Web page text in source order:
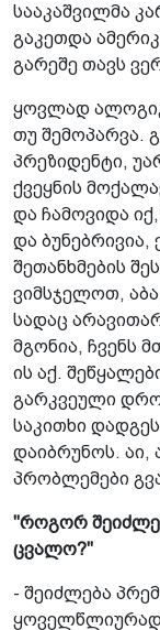
სააკაშვილმა
გაკეთდა
გარეშე თავს
ყოვლად
თუ შემოპარვა.
პრეზიდენტი,
ქვეყნის
და ჩამოვიდა
და ბუნებრივია,
შეთანხმების
ვიმსჯელოთ,
სადაც
მგონია, ჩვენს
ის აქ.
გარკვეული
საკითხი
დაიბრუნოს. აი,
პრობლემები
"როგორ
ცვალო?"
- შეიძლება